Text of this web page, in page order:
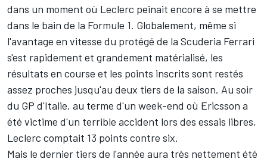
dans un moment où Leclerc peinait encore à se mettre
dans le bain de la Formule 1. Globalement, même si
l'avantage en vitesse du protégé de la Scuderia Ferrari
s'est rapidement et grandement matérialisé, les
résultats en course et les points inscrits sont restés
assez proches jusqu'au deux tiers de la saison. Au soir
du GP d'Italie, au terme d'un week-end où Ericsson a
été victime d'un terrible accident lors des essais libres,
Leclerc comptait 13 points contre six.
Mais le dernier tiers de l'année aura très nettement été